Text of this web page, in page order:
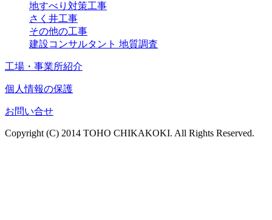
地すべり対策工事
さく井工事
その他の工事
建設コンサルタント 地質調査
工場・事業所紹介
個人情報の保護
お問い合せ
Copyright (C) 2014 TOHO CHIKAKOKI. All Rights Reserved.